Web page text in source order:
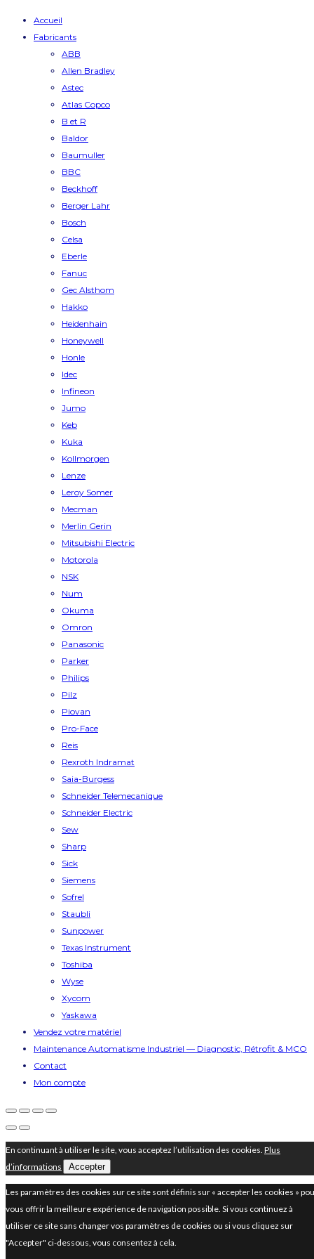
Accueil
Fabricants
ABB
Allen Bradley
Astec
Atlas Copco
B et R
Baldor
Baumuller
BBC
Beckhoff
Berger Lahr
Bosch
Celsa
Eberle
Fanuc
Gec Alsthom
Hakko
Heidenhain
Honeywell
Honle
Idec
Infineon
Jumo
Keb
Kuka
Kollmorgen
Lenze
Leroy Somer
Mecman
Merlin Gerin
Mitsubishi Electric
Motorola
NSK
Num
Okuma
Omron
Panasonic
Parker
Philips
Pilz
Piovan
Pro-Face
Reis
Rexroth Indramat
Saia-Burgess
Schneider Telemecanique
Schneider Electric
Sew
Sharp
Sick
Siemens
Sofrel
Staubli
Sunpower
Texas Instrument
Toshiba
Wyse
Xycom
Yaskawa
Vendez votre matériel
Maintenance Automatisme Industriel — Diagnostic, Rétrofit & MCO
Contact
Mon compte
En continuant à utiliser le site, vous acceptez l’utilisation des cookies. Plus
d’informations
Accepter
Les paramètres des cookies sur ce site sont définis sur « accepter les cookies »
vous offrir la meilleure expérience de navigation possible. Si vous continuez à
utiliser ce site sans changer vos paramètres de cookies ou si vous cliquez sur
"Accepter" ci-dessous, vous consentez à cela.